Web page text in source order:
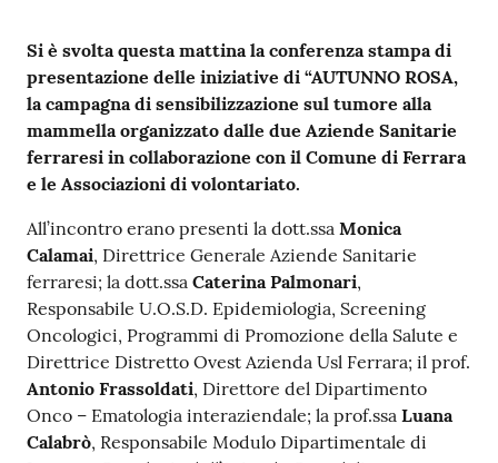
r
a
s
p
a
r
e
n
t
e
Fornitori
Seguici
Si è svolta questa mattina la conferenza stampa di
presentazione delle iniziative di “AUTUNNO ROSA,
la campagna di sensibilizzazione sul tumore alla
mammella organizzato dalle due Aziende Sanitarie
ferraresi in collaborazione con il Comune di Ferrara
e le Associazioni di volontariato.
All’incontro erano presenti la dott.ssa Monica
Calamai, Direttrice Generale Aziende Sanitarie
ferraresi; la dott.ssa Caterina Palmonari,
Responsabile U.O.S.D. Epidemiologia, Screening
Oncologici, Programmi di Promozione della Salute e
Direttrice Distretto Ovest Azienda Usl Ferrara; il prof.
Antonio Frassoldati, Direttore del Dipartimento
Onco – Ematologia interaziendale; la prof.ssa Luana
Calabrò, Responsabile Modulo Dipartimentale di